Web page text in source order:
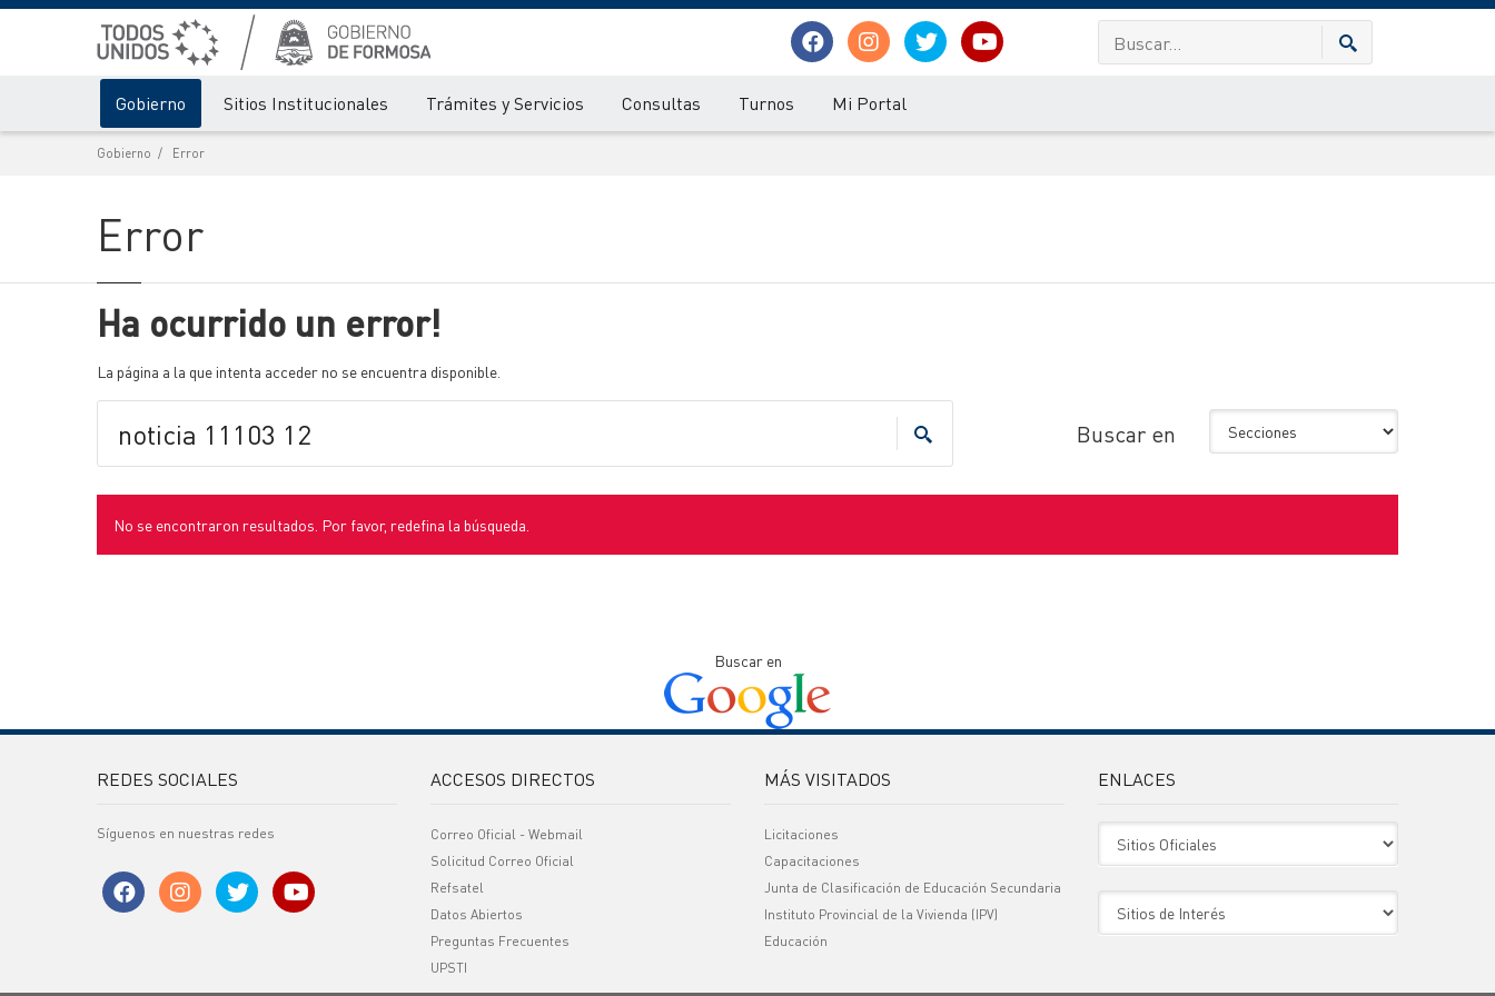
Gobierno Sitios Institucionales Trámites y Servicios Consultas Turnos Mi Portal
Gobierno Error
Error
Ha ocurrido un error!
La página a la que intenta acceder no se encuentra disponible.
Buscar en
No se encontraron resultados. Por favor, redefina la búsqueda.
Buscar en
REDES SOCIALES
Síguenos en nuestras redes
ACCESOS DIRECTOS
Correo Oficial - Webmail
Solicitud Correo Oficial
Refsatel
Datos Abiertos
Preguntas Frecuentes
UPSTI
MÁS VISITADOS
Licitaciones
Capacitaciones
Junta de Clasificación de Educación Secundaria
Instituto Provincial de la Vivienda (IPV)
Educación
ENLACES